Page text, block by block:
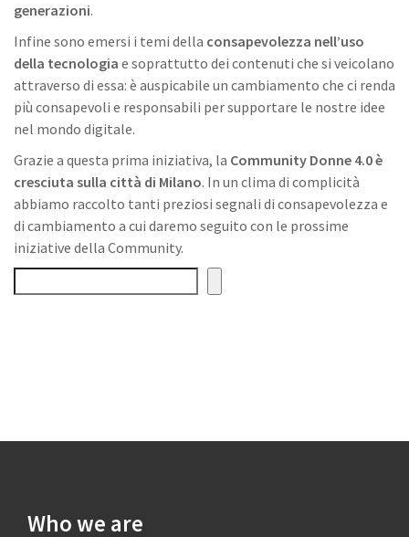
generazioni.
Infine sono emersi i temi della consapevolezza nell’uso
della tecnologia e soprattutto dei contenuti che si veicolano
attraverso di essa: è auspicabile un cambiamento che ci renda
più consapevoli e responsabili per supportare le nostre idee
nel mondo digitale.
Grazie a questa prima iniziativa, la Community Donne 4.0 è
cresciuta sulla città di Milano. In un clima di complicità
abbiamo raccolto tanti preziosi segnali di consapevolezza e
di cambiamento a cui daremo seguito con le prossime
iniziative della Community.
Who we are